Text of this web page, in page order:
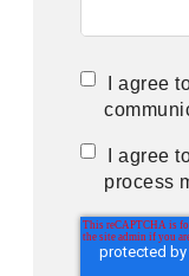
I agree
I agree
process